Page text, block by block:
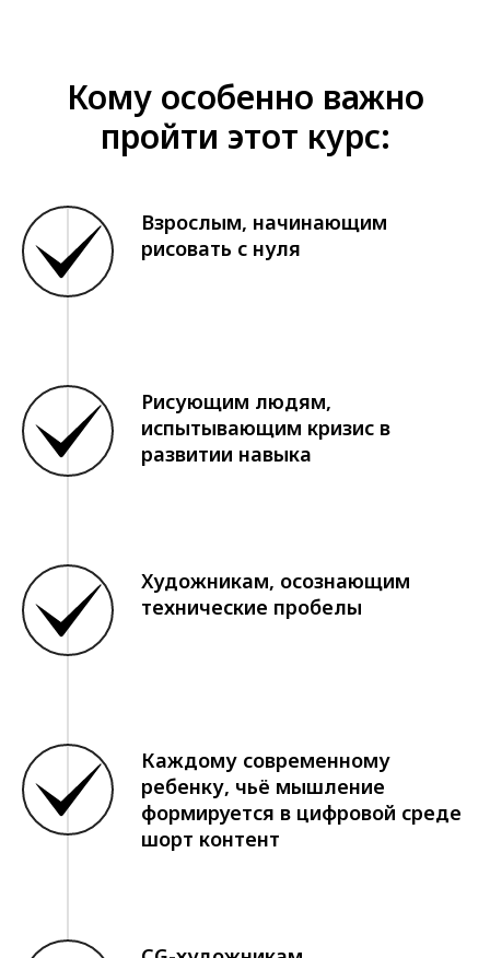
Кому особенно важно
пройти этот курс:
Взрослым, начинающим
рисовать с нуля
Рисующим людям,
испытывающим кризис в
развитии навыка
Художникам, осознающим
технические пробелы
Каждому современному
ребенку, чьё мышление
формируется в цифровой среде
шорт контент